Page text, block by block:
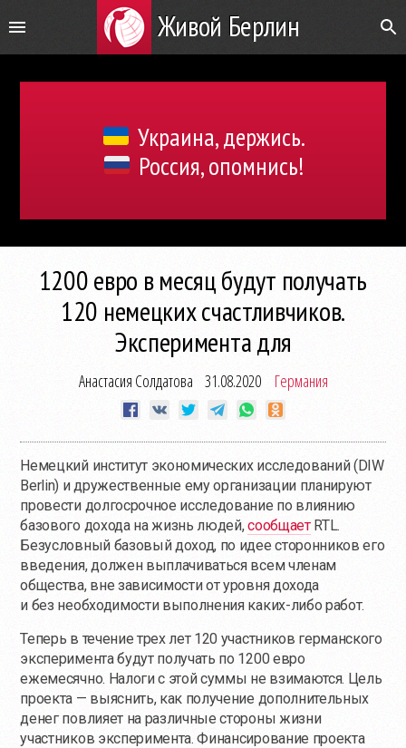
Живой Берлин
Украина, держись.
Россия, опомнись!
1200 евро в месяц будут получать
120 немецких счастливчиков.
Эксперимента для
Анастасия Солдатова 31.08.2020 Германия
Немецкий институт экономических исследований (DIW
Berlin) и дружественные ему организации планируют
провести долгосрочное исследование по влиянию
базового дохода на жизнь людей,сообщаетRTL.
Безусловный базовый доход, по идее сторонников его
введения, должен выплачиваться всем членам
общества, вне зависимости от уровня дохода
и без необходимости выполнения каких-либо работ.
Теперь в течение трех лет 120 участников германского
эксперимента будут получать по 1200 евро
ежемесячно. Налоги с этой суммы не взимаются. Цель
проекта — выяснить, как получение дополнительных
денег повлияет на различные стороны жизни
участников эксперимента. Финансирование проекта